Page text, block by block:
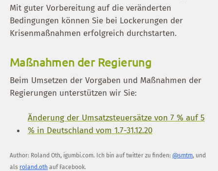
Mit guter Vorbereitung auf die veränderten
Bedingungen können Sie bei Lockerungen der
Krisenmaßnahmen erfolgreich durchstarten.
Maßnahmen der Regierung
Beim Umsetzen der Vorgaben und Maßnahmen der
Regierungen unterstützen wir Sie:
Änderung der Umsatzsteuersätze von 7 % auf 5
% in Deutschland vom 1.7-31.12.20
Author: Roland Oth, igumbi.com. Ich bin auf twitter zu finden: @smtm, und
als roland.oth auf Facebook.